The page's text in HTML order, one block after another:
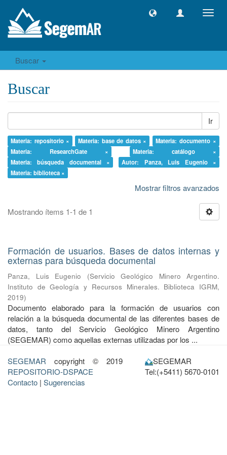
Buscar
Buscar
Ir
Materia: repositorio × Materia: base de datos ×
Materia: documento ×
Materia: ResearchGate ×
Materia: catálogo ×
Materia: búsqueda documental ×
Autor: Panza, Luis Eugenio ×
Materia: biblioteca ×
Mostrar filtros avanzados
Mostrando ítems 1-1 de 1
Formación de usuarios. Bases de datos internas y
externas para búsqueda documental
Panza, Luis Eugenio (Servicio Geológico Minero Argentino.
Instituto de Geología y Recursos Minerales. Biblioteca IGRM,
2019)
Documento elaborado para la formación de usuarios con
relación a la búsqueda documental de las diferentes bases de
datos, tanto del Servicio Geológico Minero Argentino
(SEGEMAR) como aquellas externas utilizadas por los ...
SEGEMAR copyright © 2019
REPOSITORIO-DSPACE
Contacto | Sugerencias
SEGEMAR
Tel:(+5411) 5670-0101